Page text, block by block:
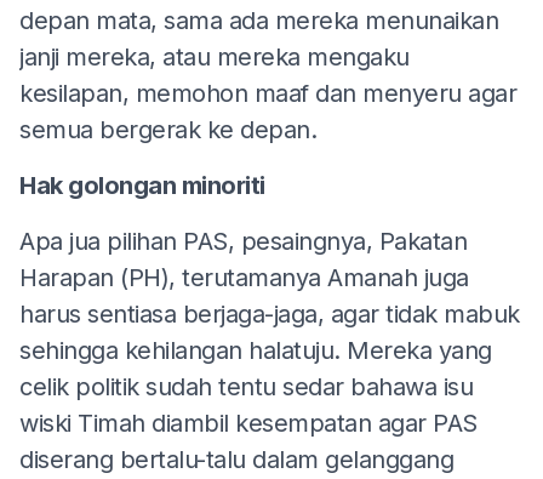
depan mata, sama ada mereka menunaikan
janji mereka, atau mereka mengaku
kesilapan, memohon maaf dan menyeru agar
semua bergerak ke depan.
Hak golongan minoriti
Apa jua pilihan PAS, pesaingnya, Pakatan
Harapan (PH), terutamanya Amanah juga
harus sentiasa berjaga-jaga, agar tidak mabuk
sehingga kehilangan halatuju. Mereka yang
celik politik sudah tentu sedar bahawa isu
wiski Timah diambil kesempatan agar PAS
diserang bertalu-talu dalam gelanggang